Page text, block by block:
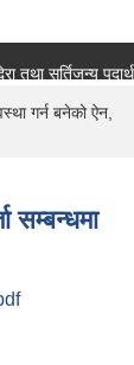
तथा सुर्तिजन्य
गर्न बनेको ऐन,
सम्बन्धमा